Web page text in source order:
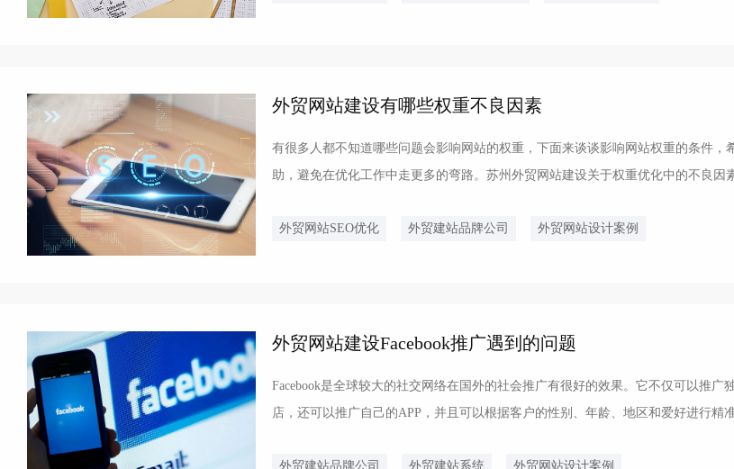
外贸网站建设有哪些权重不良因素
有很多人都不知道哪些问题会影响网站的权重，下面来谈谈影响网站权重的条件，
助，避免在优化工作中走更多的弯路。苏州外贸网站建设关于权重优化中的不良因
外贸网站SEO优化
外贸建站品牌公司 外贸网站设计案例
外贸网站建设Facebook推广遇到的问题
Facebook是全球较大的社交网络在国外的社会推广有很好的效果。它不仅可以推广
店，还可以推广自己的APP，并且可以根据客户的性别、年龄、地区和爱好进行精
外贸建站品牌公司
外贸建站系统 外贸网站设计案例